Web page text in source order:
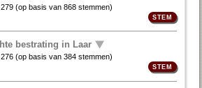
279 (op basis van868 stemmen)
bestrating in Laar
276 (op basis van384 stemmen)